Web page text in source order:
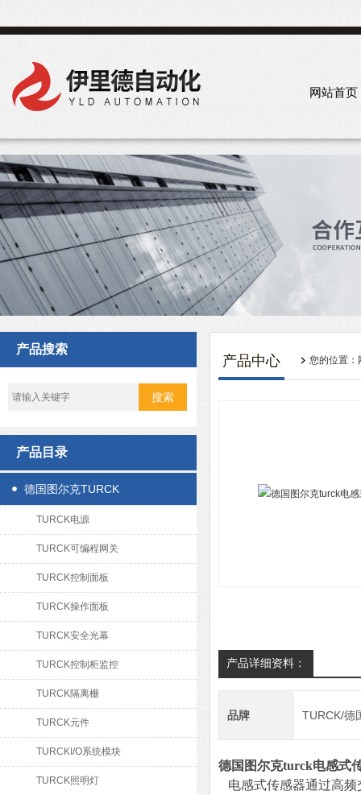
网站首页
产品搜索
产品目录
德国图尔克TURCK
TURCK电源
TURCK可编程网关
TURCK控制面板
TURCK操作面板
TURCK安全光幕
TURCK控制柜监控
TURCK隔离栅
TURCK元件
TURCKI/O系统模块
TURCK照明灯
产品中心 您的位置：
产品详细资料：
品牌 TURCK/德
德国图尔克turck电感式
电感式传感器通过高频